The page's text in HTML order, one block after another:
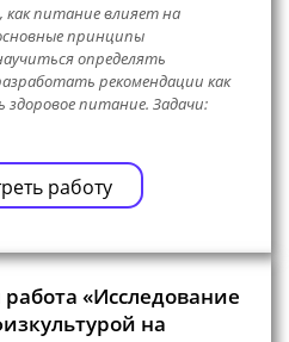
как питание влияет на
принципы
определять
рекомендации как
питание. Задачи:
работу
«Исследование
на